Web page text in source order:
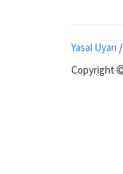
Yasal Uyarı |
Copyright